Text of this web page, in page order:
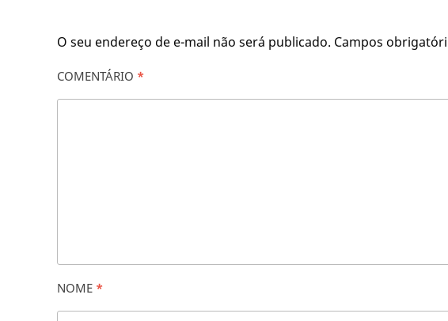
O seu endereço de e-mail não será publicado. Campos
COMENTÁRIO *
NOME *